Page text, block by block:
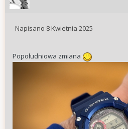
Napisano 8 Kwietnia 2025
Popołudniowa zmiana